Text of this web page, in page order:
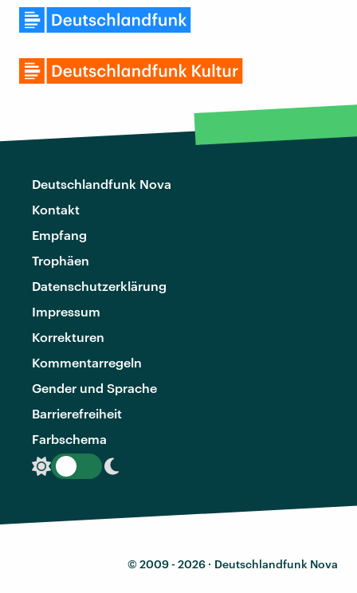
Deutschlandfunk Nova
Kontakt
Empfang
Trophäen
Datenschutzerklärung
Impressum
Korrekturen
Kommentarregeln
Gender und Sprache
Barrierefreiheit
Farbschema
© 2009 - 2026 · Deutschlandfunk Nova